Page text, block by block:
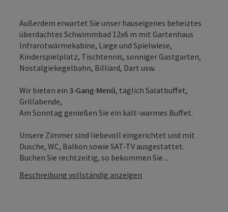
Außerdem erwartet Sie unser hauseigenes beheiztes
überdachtes Schwimmbad 12x6 m mit Gartenhaus
Infrarotwärmekabine, Liege und Spielwiese,
Kinderspielplatz, Tischtennis, sonniger Gastgarten,
Nostalgiekegelbahn, Billiard, Dart usw.
Wir bieten ein 3-Gang-Menü, täglich Salatbuffet,
Grillabende,
Am Sonntag genießen Sie ein kalt-warmes Buffet.
Unsere Zimmer sind liebevoll eingerichtet und mit
Dusche, WC, Balkon sowie SAT-TV ausgestattet.
Buchen Sie rechtzeitig, so bekommen Sie ...
Beschreibung vollständig anzeigen